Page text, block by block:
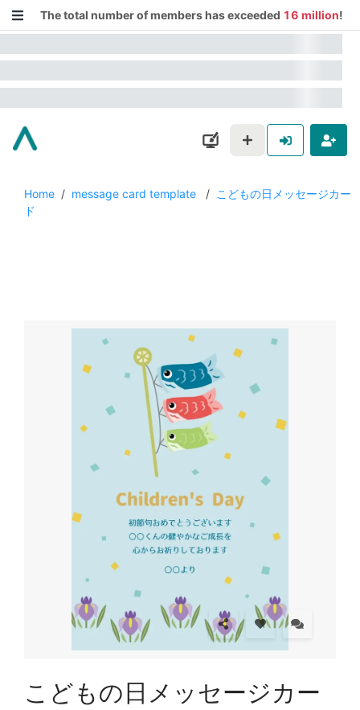
The total number of members has exceeded 16 million!
Home / message card template / こどもの日メッセージカー
ド
こどもの日メッセージカー